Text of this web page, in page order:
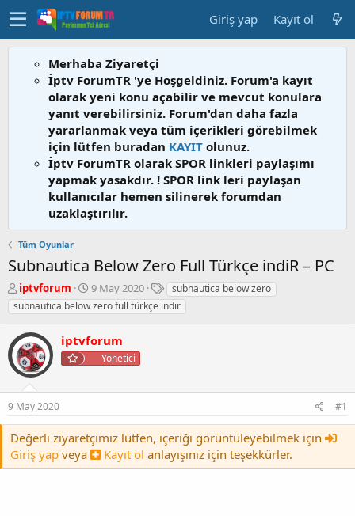
Giriş yap Kayıt ol
Merhaba Ziyaretçi
İptv ForumTR 'ye Hoşgeldiniz. Forum'a kayıt
olarak yeni konu açabilir ve mevcut konulara
yanıt verebilirsiniz. Forum'dan daha fazla
yararlanmak veya tüm içerikleri görebilmek
için lütfen buradan KAYIT olunuz.
İptv ForumTR olarak SPOR linkleri paylaşımı
yapmak yasakdır. ! SPOR link leri paylaşan
kullanıcılar hemen silinerek forumdan
uzaklaştırılır.
Tüm Oyunlar
Subnautica Below Zero Full Türkçe indiR – PC
K
o
n
b
u
y
u
a
l
a
t
a
iptvforum
B
a
ş
a
a
r
i
h
9 May 2020
E
t
i
subnautica below zero
subnautica below zero full türkçe indir
iptvforum
Yönetici
9 May 2020 #1
Değerli ziyaretçimiz lütfen, içeriği görüntüleyebilmek için
Giriş yap veya Kayıt ol anlayışınız için teşekkürler.